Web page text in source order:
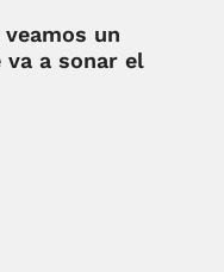
un
va a sonar el